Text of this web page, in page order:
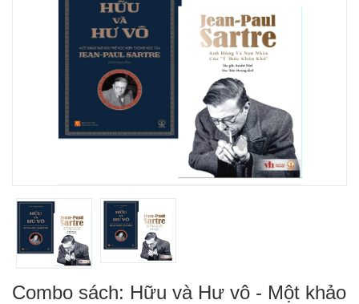
Combo sách: Hữu và Hư vô - Một khảo